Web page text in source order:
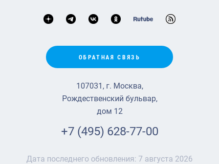
ОБРАТНАЯ СВЯЗЬ
107031, г. Москва,
Рождественский бульвар,
дом 12
+7 (495) 628-77-00
Дата последнего обновления: 7 августа 2026